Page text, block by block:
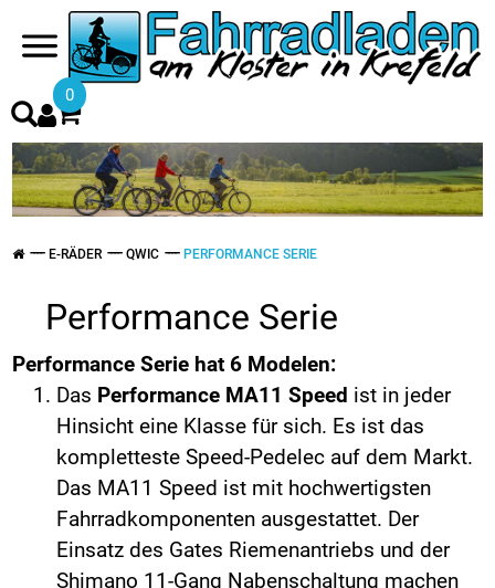
0
E-RÄDER QWIC PERFORMANCE SERIE
Performance Serie
Performance Serie hat 6 Modelen:
Das Performance MA11 Speed ist in jeder
Hinsicht eine Klasse für sich. Es ist das
kompletteste Speed-Pedelec auf dem Markt.
Das MA11 Speed ist mit hochwertigsten
Fahrradkomponenten ausgestattet. Der
Einsatz des Gates Riemenantriebs und der
Shimano 11-Gang Nabenschaltung machen